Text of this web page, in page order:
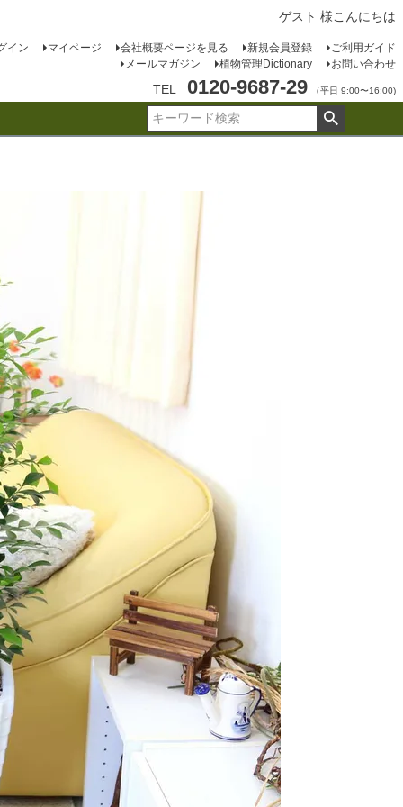
ゲスト 様こんにちは
イン マイページ 会社概要ページを見る 新規会員登録
ご利用ガイド
メールマガジン
植物管理Dictionary お問い合わせ
TEL 0120-9687-29 （平日 9:00〜16:00)